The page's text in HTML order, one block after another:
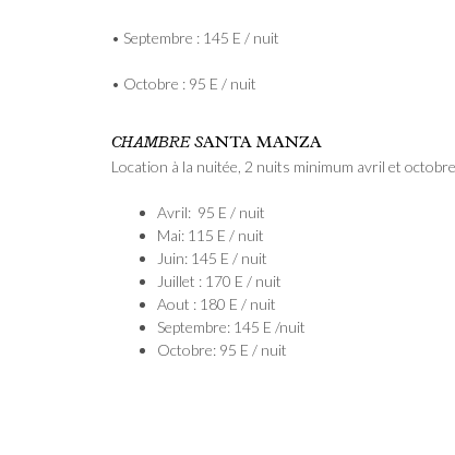
• Septembre : 145 E / nuit
• Octobre : 95 E / nuit
CHAMBRE SANTA MANZA
Location à la nuitée, 2 nuits minimum avril et
Avril: 95 E / nuit
Mai: 115 E / nuit
Juin: 145 E / nuit
Juillet : 170 E / nuit
Aout : 180 E / nuit
Septembre: 145 E /nuit
Octobre: 95 E / nuit